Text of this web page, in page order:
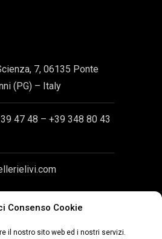
Consenso Cookie
il nostro sito web ed i nostri servizi.
7, 06135 Ponte
(PG) – Italy
47 48 – +39 348 80 43